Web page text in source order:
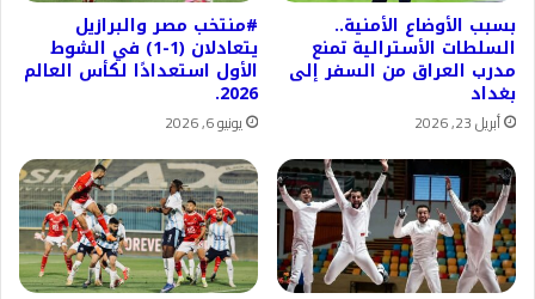
بسبب الأوضاع الأمنية..
السلطات الأسترالية تمنع
مدرب العراق من السفر إلى
بغداد
أبريل 23, 2026
#منتخب مصر والبرازيل
يتعادلان (1-1) في الشوط
الأول استعدادًا لكأس العالم
2026.
يونيو 6, 2026